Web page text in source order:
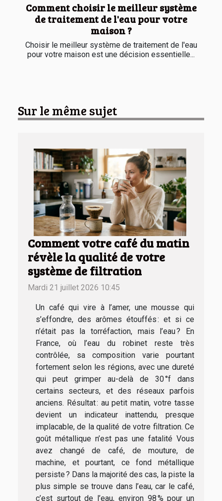
Comment choisir le meilleur système
de traitement de l'eau pour votre
maison ?
Choisir le meilleur système de traitement de l'eau
pour votre maison est une décision essentielle...
Sur le même sujet
Comment votre café du matin
révèle la qualité de votre
système de filtration
Mardi 21 juillet 2026 10:45
Un café qui vire à l’amer, une mousse qui
s’effondre, des arômes étouffés : et si ce
n’était pas la torréfaction, mais l’eau ? En
France, où l’eau du robinet reste très
contrôlée, sa composition varie pourtant
fortement selon les régions, avec une dureté
qui peut grimper au-delà de 30 °f dans
certains secteurs, et des réseaux parfois
anciens. Résultat : au petit matin, votre tasse
devient un indicateur inattendu, presque
implacable, de la qualité de votre filtration. Ce
goût métallique n’est pas une fatalité Vous
avez changé de café, de mouture, de
machine, et pourtant, ce fond métallique
persiste ? Dans la majorité des cas, la piste la
plus simple se trouve dans l’eau, car le café,
c’est surtout de l’eau, environ 98 % pour un